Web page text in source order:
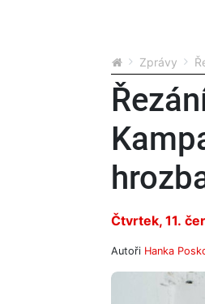
Zprávy
Čtvrtek, 11.
Autoři Hanka